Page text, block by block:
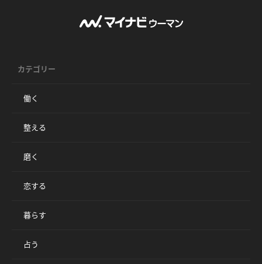
カテゴリー
働く
整える
磨く
恋する
暮らす
占う